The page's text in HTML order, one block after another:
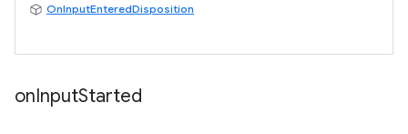
OnInputEnteredDisposition
onInputStarted